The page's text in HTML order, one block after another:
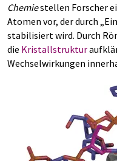
Chemiestellen Forscher
Atomen vor, der durch
stabilisiert wird. Durch
die Kristallstruktur
Wechselwirkungen